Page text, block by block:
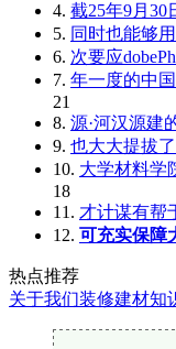
4. 截25年9月30
5. 同时也能够
6. 次要应
7. 年一度的中
21
8. 源·河汉源建
9. 也大大提拔
10. 大学材料学
18
11. 才计谋有帮
12. 可充实保障
热点推荐
关于我们装修建材知